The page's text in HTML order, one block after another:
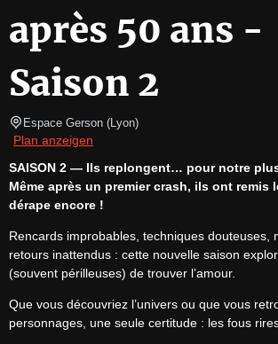
après 50 ans -
Saison 2
Espace Gerson (Lyon)
Plan anzeigen
SAISON 2 — Ils replongent… pour notre
Même après un premier crash, ils ont remis
dérape encore !
Rencards improbables, techniques douteuses,
retours inattendus : cette nouvelle saison
(souvent périlleuses) de trouver l’amour.
Que vous découvriez l’univers ou que vous
personnages, une seule certitude : les fous